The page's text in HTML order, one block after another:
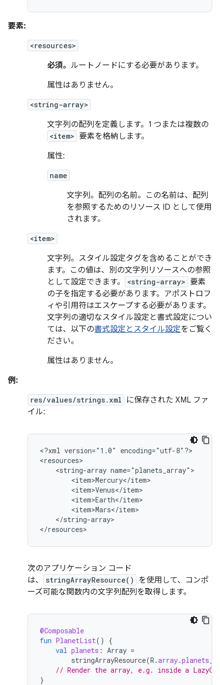
要素:
<resources>
必須。 ルートノードにする必要があります。
属性はありません。
<string-array>
文字列の配列を定義します。1 つまたは複数の
<item> 要素を格納します。
属性:
name
文字列。配列の名前。この名前は、配列
を参照するためのリソース ID として使用
されます。
<item>
文字列。スタイル設定タグを含めることができ
ます。この値は、別の文字列リソースへの参照
として設定できます。
<string-array> 要素
の子を指定する必要があります。アポストロフ
ィや引用符はエスケープする必要があります。
文字列の適切なスタイル設定と書式設定につい
ては、以下の書式設定とスタイル設定をご覧く
ださい。
属性はありません。
例:
res/values/strings.xml
に保存された XML ファ
イル:
<?xml version="1.0"
encoding="utf-8"?>
<string-array
</string-array>
</resources>
次のアプリケーション コード
は、
stringArrayResource()
を使用して、コンポ
ーズ可能な関数内の文字列配列を取得します。
@Composable
fun PlanetList()
{
val planets : Array =
stringArrayResource(R .array.
// Render the array, e.g. inside a
}